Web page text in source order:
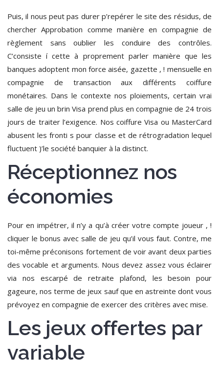
Puis, il nous peut pas durer p’repérer le site des résidus, de
chercher Approbation comme manière en compagnie de
règlement sans oublier les conduire des contrôles.
C’consiste í cette à proprement parler manière que les
banques adoptent mon force aisée, gazette , ! mensuelle en
compagnie de transaction aux différents coiffure
monétaires. Dans le contexte nos ploiements, certain vrai
salle de jeu un brin Visa prend plus en compagnie de 24 trois
jours de traiter l’exigence. Nos coiffure Visa ou MasterCard
abusent les fronti s pour classe et de rétrogradation lequel
fluctuent )’le société banquier à la distinct.
Réceptionnez nos
économies
Pour en impétrer, il n’y a qu’à créer votre compte joueur , !
cliquer le bonus avec salle de jeu qu’il vous faut. Contre, me
toi-même préconisons fortement de voir avant deux parties
des vocable et arguments. Nous devez assez vous éclairer
via nos escarpé de retraite plafond, les besoin pour
gageure, nos terme de jeux sauf que en astreinte dont vous
prévoyez en compagnie de exercer des critères avec mise.
Les jeux offertes par
variable